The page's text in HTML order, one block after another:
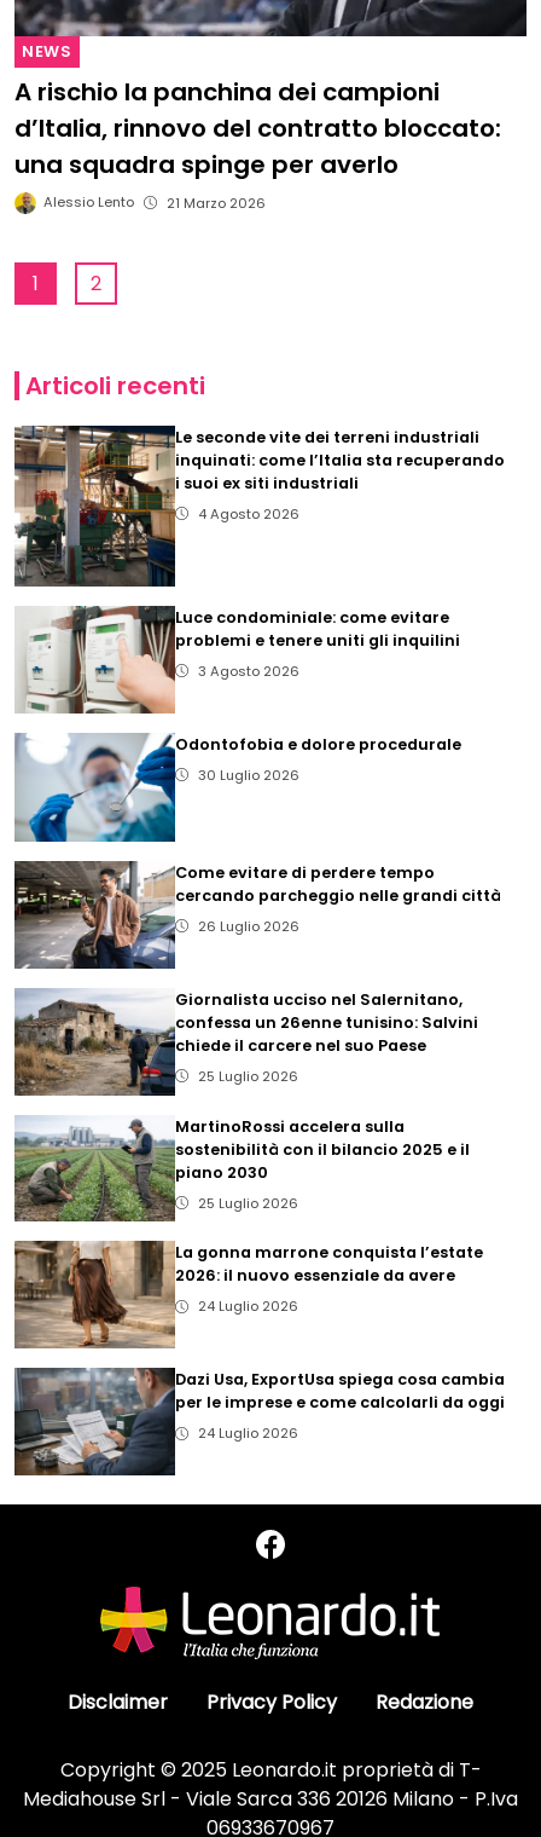
NEWS
A rischio la panchina dei campioni
d’Italia, rinnovo del contratto bloccato:
una squadra spinge per averlo
Alessio Lento 21 Marzo 2026
1 2
Articoli recenti
Le seconde vite dei terreni industriali
inquinati: come l’Italia sta recuperando
i suoi ex siti industriali
4 Agosto 2026
Luce condominiale: come evitare
problemi e tenere uniti gli inquilini
3 Agosto 2026
Odontofobia e dolore procedurale
30 Luglio 2026
Come evitare di perdere tempo
cercando parcheggio nelle grandi città
26 Luglio 2026
Giornalista ucciso nel Salernitano,
confessa un 26enne tunisino: Salvini
chiede il carcere nel suo Paese
25 Luglio 2026
MartinoRossi accelera sulla
sostenibilità con il bilancio 2025 e il
piano 2030
25 Luglio 2026
La gonna marrone conquista l’estate
2026: il nuovo essenziale da avere
24 Luglio 2026
Dazi Usa, ExportUsa spiega cosa cambia
per le imprese e come calcolarli da oggi
24 Luglio 2026
Disclaimer Privacy Policy Redazione
Copyright © 2025 Leonardo.it proprietà di T-
Mediahouse Srl - Viale Sarca 336 20126 Milano - P.Iva
06933670967